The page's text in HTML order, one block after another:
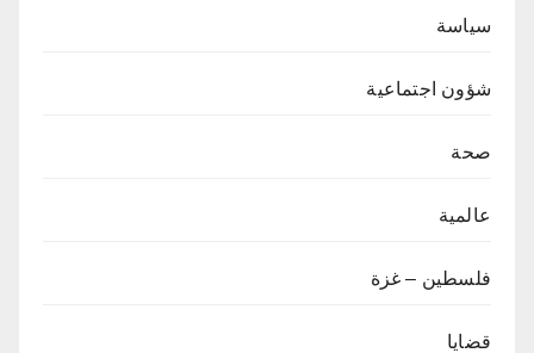
سياسة
شؤون اجتماعية
صحة
عالمية
فلسطين – غزة
قضايا